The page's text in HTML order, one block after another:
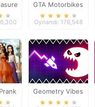
GTA Motorbikes
Oynandı: 176,548
Geometry Vibes
Monster